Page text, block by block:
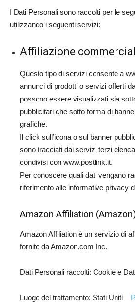
I Dati Personali sono raccolti per le
utilizzando i seguenti servizi:
Affiliazione
Questo tipo di servizi consente a
annunci di prodotti o servizi offerti
possono essere visualizzati sia
pubblicitari che sotto forma di
grafiche.
Il click sull’icona o sul banner
sono tracciati dai servizi terzi
condivisi con www.postlink.it.
Per conoscere quali dati vengano
riferimento alle informative privacy
Amazon Affiliation (Amazon)
Amazon Affiliation è un servizio di
fornito da Amazon.com Inc.
Dati Personali raccolti: Cookie e
Luogo del trattamento: Stati Uniti –